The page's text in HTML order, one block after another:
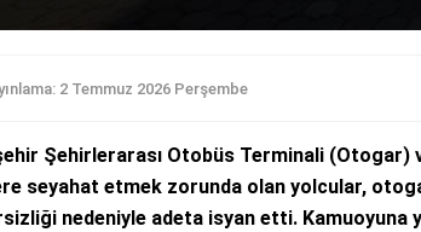
2 Temmuz 2026 Perşembe
Şehirlerarası Otobüs Terminali
seyahat etmek zorunda olan yolcular,
nedeniyle adeta isyan etti. Kamuoyuna